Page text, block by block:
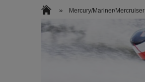
» Mercury/Mariner/Mercruiser